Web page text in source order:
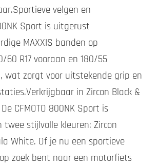
velgen en
Sport is uitgerust
MAXXIS banden op
60 R17 vooraan en 180/55
wat zorgt voor uitstekende grip en
in Zircon Black &
CFMOTO 800NK Sport is
twee stijlvolle kleuren: Zircon
White. Of je nu een sportieve
zoek bent naar een motorfiets